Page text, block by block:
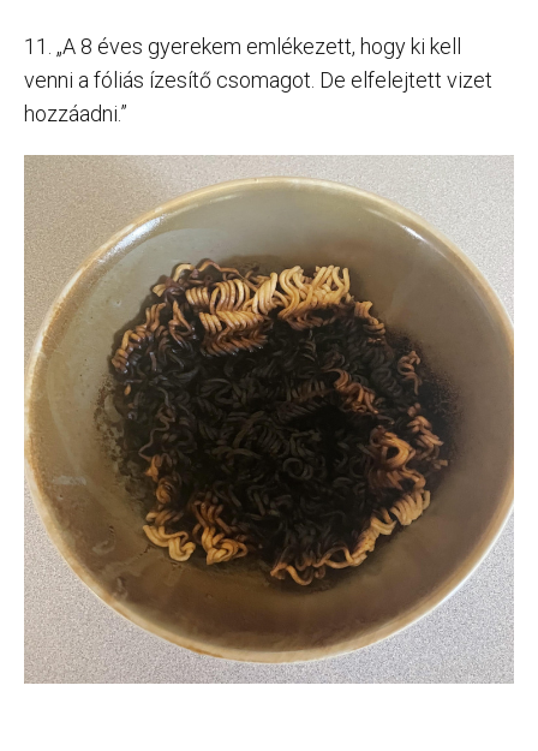
11. „A 8 éves gyerekem emlékezett, hogy ki kell
venni a fóliás ízesítő csomagot. De elfelejtett vizet
hozzáadni.”